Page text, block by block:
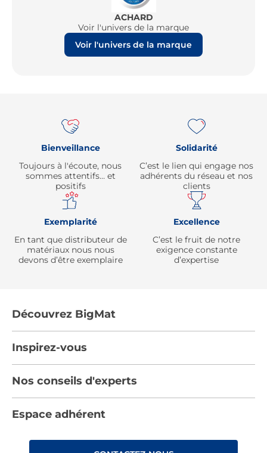
ACHARD
Voir l'univers de la marque
Voir l'univers de la marque
Bienveillance
Toujours à l'écoute, nous
sommes attentifs… et
positifs
Solidarité
C’est le lien qui engage nos
adhérents du réseau et nos
clients
Exemplarité
En tant que distributeur de
matériaux nous nous
devons d’être exemplaire
Excellence
C’est le fruit de notre
exigence constante
d’expertise
Découvrez BigMat
Devenez adhérent
Les Bâtisseurs du Sport
Inspirez-vous
Nos catalogues
Rencontres
Nos conseils d'experts
Espace adhérent